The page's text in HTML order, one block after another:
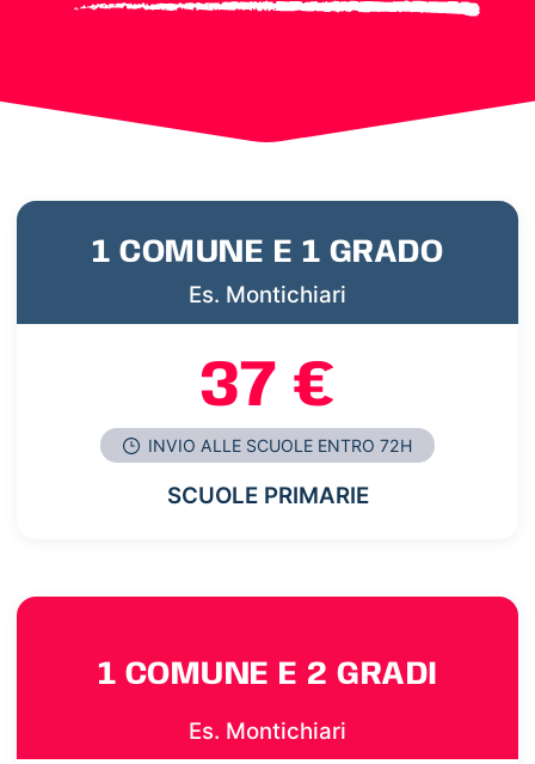
1 COMUNE E 1 GRADO
Es. Montichiari
37 €
INVIO ALLE SCUOLE ENTRO 72H
SCUOLE PRIMARIE
1 COMUNE E 2 GRADI
Es. Montichiari